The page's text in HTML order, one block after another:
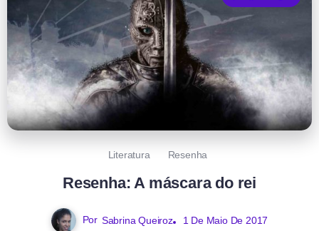
Literatura Resenha
Resenha: A máscara do rei
Por Sabrina Queiroz 1 De Maio De 2017